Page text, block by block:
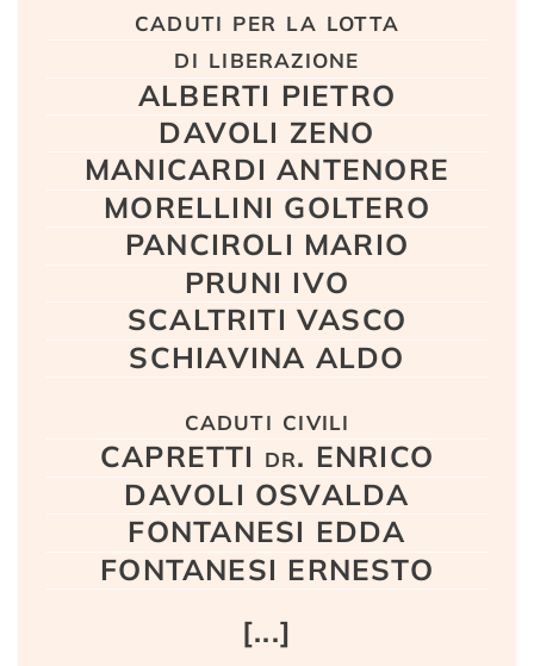
caduti per la lotta
di liberazione
ALBERTI PIETRO
DAVOLI ZENO
MANICARDI ANTENORE
MORELLINI GOLTERO
PANCIROLI MARIO
PRUNI IVO
SCALTRITI VASCO
SCHIAVINA ALDO
caduti civili
CAPRETTI dr. ENRICO
DAVOLI OSVALDA
FONTANESI EDDA
FONTANESI ERNESTO
[...]